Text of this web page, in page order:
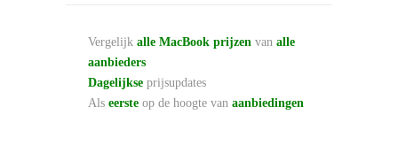
Vergelijk alle MacBook prijzen van alle
aanbieders
Dagelijkse prijsupdates
Als eerste op de hoogte van aanbiedingen